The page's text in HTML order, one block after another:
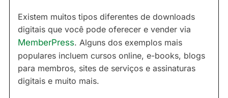
Existem muitos tipos diferentes de downloads
digitais que você pode oferecer e vender via
MemberPress. Alguns dos exemplos mais
populares incluem cursos online, e-books, blogs
para membros, sites de serviços e assinaturas
digitais e muito mais.